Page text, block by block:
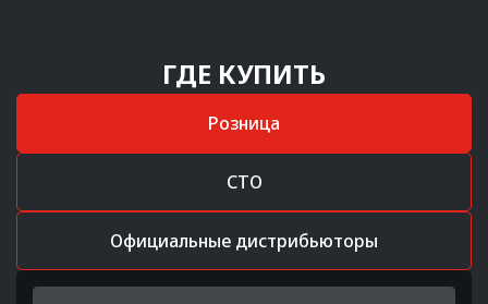
ГДЕ КУПИТЬ
Розница
СТО
Официальные дистрибьюторы